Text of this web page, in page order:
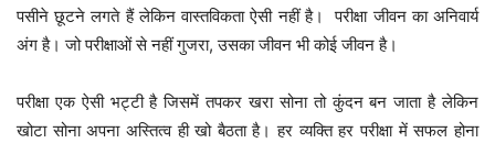
पसीने छूटने लगते हैं लेकिन वास्तविकता ऐसी नहीं है। परीक्षा जीवन का अनिवार्य
अंग है। जो परीक्षाओं से नहीं गुजरा, उसका जीवन भी कोई जीवन है।
परीक्षा एक ऐसी भट्टी है जिसमें तपकर खरा सोना तो कुंदन बन जाता है लेकिन
खोटा सोना अपना अस्तित्व ही खो बैठता है। हर व्यक्ति हर परीक्षा में सफल होना